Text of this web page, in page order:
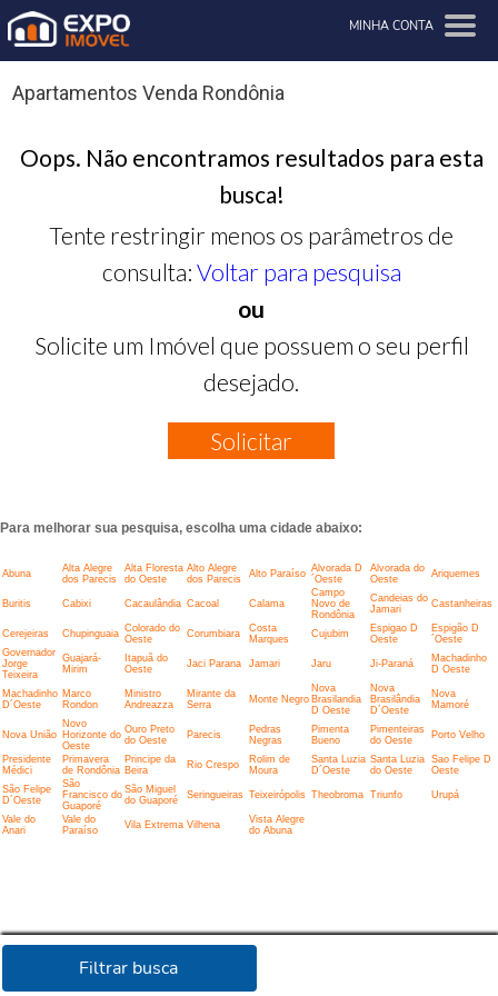
MINHA CONTA
Filtrar busca
Apartamentos Venda Rondônia
Oops. Não encontramos resultados para esta
busca!
Tente restringir menos os parâmetros de
consulta: Voltar para pesquisa
ou
Solicite um Imóvel que possuem o seu perfil
desejado.
Solicitar
Para melhorar sua pesquisa, escolha uma cidade abaixo:
Abuna
Alta Alegre
dos Parecis
Alta Floresta
do Oeste
Alto Alegre
dos Parecis
Alto Paraíso Alvorada D
´Oeste
Alvorada do
Oeste
Ariquemes
Buritis Cabixi Cacaulândia Cacoal Calama
Campo
Novo de
Rondônia
Candeias do
Jamari
Castanheiras
Cerejeiras Chupinguaia Colorado do
Oeste
Corumbiara
Costa
Marques
Cujubim
Espigao D
Oeste
Espigão D
´Oeste
Governador
Jorge
Teixeira
Guajará-
Mirim
Itapuã do
Oeste
Jaci Parana Jamari Jaru Ji-Paraná
Machadinho
D Oeste
Machadinho
D´Oeste
Marco
Rondon
Ministro
Andreazza
Mirante da
Serra
Monte Negro
Nova
Brasilandia
D Oeste
Nova
Brasilândia
D´Oeste
Nova
Mamoré
Nova União
Novo
Horizonte do
Oeste
Ouro Preto
do Oeste
Parecis
Pedras
Negras
Pimenta
Bueno
Pimenteiras
do Oeste
Porto Velho
Presidente
Médici
Primavera
de Rondônia
Principe da
Beira
Rio Crespo
Rolim de
Moura
Santa Luzia
D´Oeste
Santa Luzia
do Oeste
Sao Felipe D
Oeste
São Felipe
D´Oeste
São
Francisco do
Guaporé
São Miguel
do Guaporé
Seringueiras Teixeirópolis Theobroma Triunfo Urupá
Vale do
Anari
Vale do
Paraíso
Vila Extrema Vilhena
Vista Alegre
do Abuna